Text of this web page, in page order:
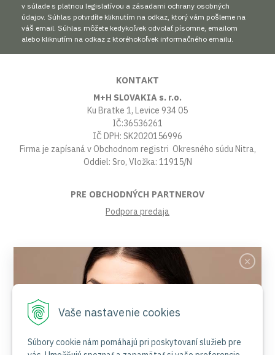
Vaše nastavenie cookies
Súbory cookie nám pomáhajú pri poskytovaní služieb pre
v súlade s platnou legislatívou a zásadami ochrany osobných
údajov. Súhlas potvrdíte kliknutím na odkaz, ktorý vám pošleme na
váš email. Súhlas môžete kedykoľvek odvolať písomne, emailom
alebo kliknutím na odkaz z ktoréhokoľvek informačného emailu.
KONTAKT
M+H SLOVAKIA s. r.o.
Ku Bratke 1, Levice 934 05
IČ:36536261
IČ DPH: SK2020156996
Firma je zapísaná v Obchodnom registri Okresného súdu Nitra,
Oddiel: Sro, Vložka: 11915/N
PRE OBCHODNÝCH PARTNEROV
Podpora predaja
VŠETKO O NÁKUPE
Obchodné podmienky
Platby a poštovné
Ochrana osobných údajov
Certifikáty